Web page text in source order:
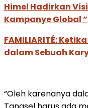
Himel Hadirkan
Kampanye Global
FAMILIARITÉ:
dalam Sebuah
“Oleh karenanya